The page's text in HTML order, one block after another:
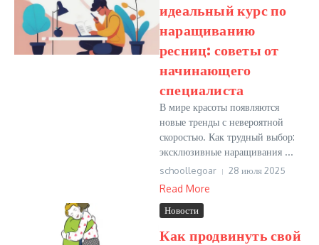
идеальный курс по
наращиванию
ресниц: советы от
начинающего
специалиста
В мире красоты появляются
новые тренды с невероятной
скоростью. Как трудный выбор:
эксклюзивные наращивания ...
schoollegoar 28 июля 2025
Read More
Новости
Как продвинуть свой